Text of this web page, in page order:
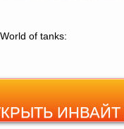
of tanks:
ИНВАЙТ